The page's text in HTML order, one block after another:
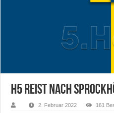
H5 reist nach
2. Februar 2022 161